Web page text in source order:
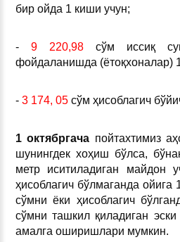
бир ойда 1 киши учун;
-9 220,98 сўм иссиқ
фойдаланишда (ётоқхоналар)
- 3 174, 05 сўм ҳисоблагич
1 октябргача пойтахтимиз
шунингдек хоҳиш бўлса,
метр иситиладиган майдон
ҳисоблагич бўлмаганда ойига
сўмни ёки ҳисоблагич
сўмни ташкил қиладиган
амалга оширишлари мумкин.